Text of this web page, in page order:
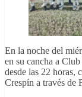
En la noche del
en su cancha a
desde las 22 horas,
Crespín a través